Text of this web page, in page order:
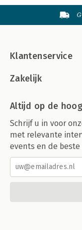
Klantenservice
Zakelijk
Altijd op de
Schrijf u in voor
met relevante
events en de beste